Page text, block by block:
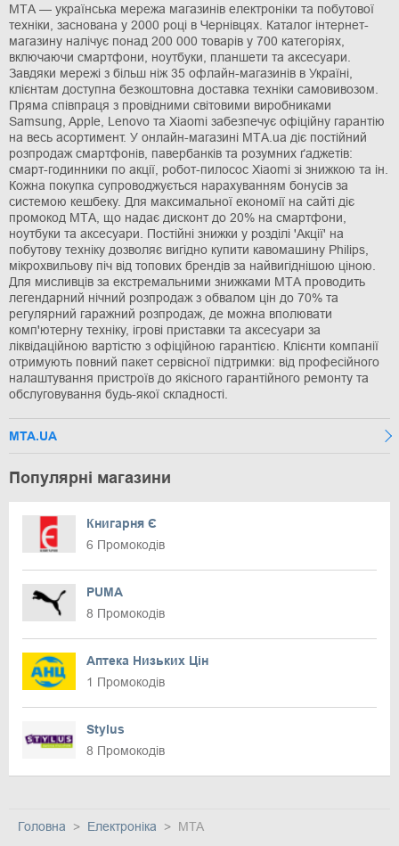
МТА — українська мережа магазинів електроніки та побутової
техніки, заснована у 2000 році в Чернівцях. Каталог інтернет-
магазину налічує понад 200 000 товарів у 700 категоріях,
включаючи смартфони, ноутбуки, планшети та аксесуари.
Завдяки мережі з більш ніж 35 офлайн-магазинів в Україні,
клієнтам доступна безкоштовна доставка техніки самовивозом.
Пряма співпраця з провідними світовими виробниками
Samsung, Apple, Lenovo та Xiaomi забезпечує офіційну гарантію
на весь асортимент. У онлайн-магазині МТА.ua діє постійний
розпродаж смартфонів, павербанків та розумних ґаджетів:
смарт-годинники по акції, робот-пилосос Xiaomi зі знижкою та ін.
Кожна покупка супроводжується нарахуванням бонусів за
системою кешбеку. Для максимальної економії на сайті діє
промокод МТА, що надає дисконт до 20% на смартфони,
ноутбуки та аксесуари. Постійні знижки у розділі 'Акції' на
побутову техніку дозволяє вигідно купити кавомашину Philips,
мікрохвильову піч від топових брендів за найвигіднішою ціною.
Для мисливців за екстремальними знижками МТА проводить
легендарний нічний розпродаж з обвалом цін до 70% та
регулярний гаражний розпродаж, де можна вполювати
комп'ютерну техніку, ігрові приставки та аксесуари за
ліквідаційною вартістю з офіційною гарантією. Клієнти компанії
отримують повний пакет сервісної підтримки: від професійного
налаштування пристроїв до якісного гарантійного ремонту та
обслуговування будь-якої складності.
MTA.UA
Популярні магазини
Книгарня Є
6 Промокодів
PUMA
8 Промокодів
Аптека Низьких Цін
1 Промокодів
Stylus
8 Промокодів
Головна Електроніка MTA